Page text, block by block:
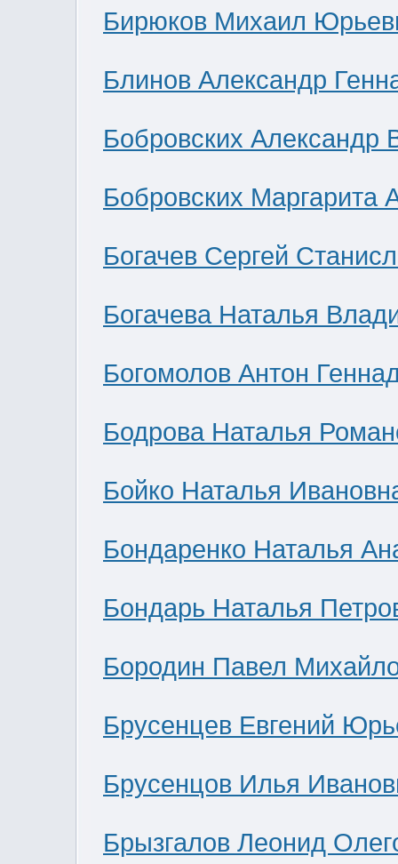
Бирюков Михаил
Блинов Александр
Бобровских Александр
Бобровских Маргарита
Богачев Сергей
Богачева Наталья
Богомолов Антон
Бодрова Наталья
Бойко Наталья
Бондаренко Наталья
Бондарь Наталья
Бородин Павел
Брусенцев Евгений
Брусенцов Илья
Брызгалов Леонид